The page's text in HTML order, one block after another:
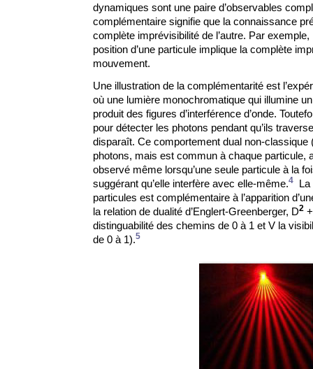
dynamiques sont une paire d’observables
complémentaire signifie que la connaissance
complète imprévisibilité de l’autre. Par
position d’une particule implique la complète
mouvement.
Une illustration de la complémentarité est
où une lumière monochromatique qui illumine
produit des figures d’interférence d’onde.
pour détecter les photons pendant qu’ils
disparaît. Ce comportement dual non-classique
photons, mais est commun à chaque particule,
observé même lorsqu’une seule particule à la
suggérant qu’elle interfère avec elle-même.4
particules est complémentaire à l’apparition
la relation de dualité d’Englert-Greenberger, D2
distinguabilité des chemins de 0 à 1 et V la
de 0 à 1).5